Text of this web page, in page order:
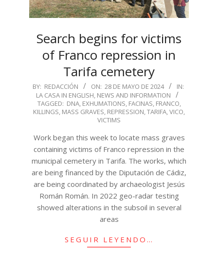
Search begins for victims
of Franco repression in
Tarifa cemetery
2024-
05-
28
BY: REDACCIÓN ON: 28 DE MAYO DE 2024
IN:
LA CASA IN ENGLISH, NEWS AND INFORMATION
TAGGED: DNA, EXHUMATIONS, FACINAS, FRANCO,
KILLINGS, MASS GRAVES, REPRESSION,TARIFA,VICO,
VICTIMS
Work began this week to locate mass graves
containing victims of Franco repression in the
municipal cemetery in Tarifa. The works, which
are being financed by the Diputación de Cádiz,
are being coordinated by archaeologist Jesús
Román Román. In 2022 geo-radar testing
showed alterations in the subsoil in several
areas
SEGUIR LEYENDO…